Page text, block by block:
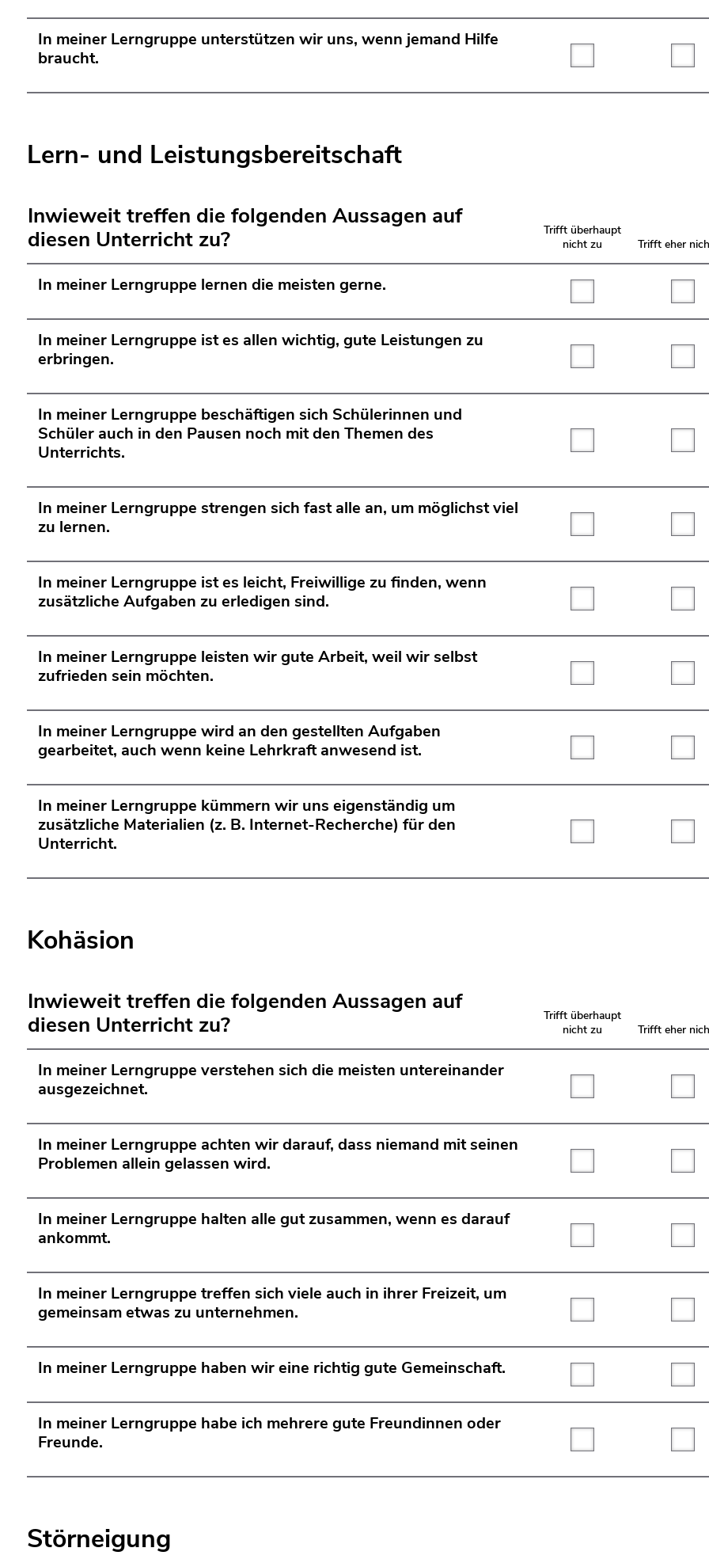
In meiner Lerngruppe unterstützen wir uns, wenn jemand Hilfe
braucht.
Trifft überhaupt nicht
Lern- und Leistungsbereitschaft
Inwieweit treffen die folgenden Aussagen auf
diesen Unterricht zu?
Trifft überhaupt
nicht zu
Trifft eher
In meiner Lerngruppe lernen die meisten gerne.
Trifft überhaupt nicht
In meiner Lerngruppe ist es allen wichtig, gute Leistungen zu
erbringen.
Trifft überhaupt nicht
In meiner Lerngruppe beschäftigen sich Schülerinnen und
Schüler auch in den Pausen noch mit den Themen des
Unterrichts.
Trifft überhaupt nicht
In meiner Lerngruppe strengen sich fast alle an, um möglichst viel
zu lernen.
Trifft überhaupt nicht
In meiner Lerngruppe ist es leicht, Freiwillige zu finden, wenn
zusätzliche Aufgaben zu erledigen sind.
Trifft überhaupt nicht
In meiner Lerngruppe leisten wir gute Arbeit, weil wir selbst
zufrieden sein möchten.
Trifft überhaupt nicht
In meiner Lerngruppe wird an den gestellten Aufgaben
gearbeitet, auch wenn keine Lehrkraft anwesend ist.
Trifft überhaupt nicht
In meiner Lerngruppe kümmern wir uns eigenständig um
zusätzliche Materialien (z. B. Internet-Recherche) für den
Unterricht.
Trifft überhaupt nicht
Kohäsion
Inwieweit treffen die folgenden Aussagen auf
diesen Unterricht zu?
Trifft überhaupt
nicht zu
Trifft eher
In meiner Lerngruppe verstehen sich die meisten untereinander
ausgezeichnet.
Trifft überhaupt nicht
In meiner Lerngruppe achten wir darauf, dass niemand mit seinen
Problemen allein gelassen wird.
Trifft überhaupt nicht
In meiner Lerngruppe halten alle gut zusammen, wenn es darauf
ankommt.
Trifft überhaupt nicht
In meiner Lerngruppe treffen sich viele auch in ihrer Freizeit, um
gemeinsam etwas zu unternehmen.
Trifft überhaupt nicht
In meiner Lerngruppe haben wir eine richtig gute Gemeinschaft.
Trifft überhaupt nicht
In meiner Lerngruppe habe ich mehrere gute Freundinnen oder
Freunde.
Trifft überhaupt nicht
Störneigung